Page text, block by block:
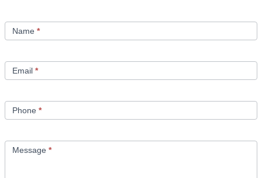
UsName *
Email *
Phone *
Message *